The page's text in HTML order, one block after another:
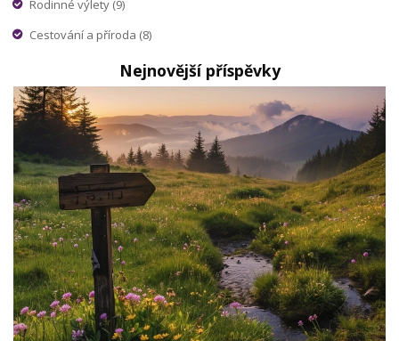
Rodinné výlety (9)
Cestování a příroda (8)
Nejnovější příspěvky